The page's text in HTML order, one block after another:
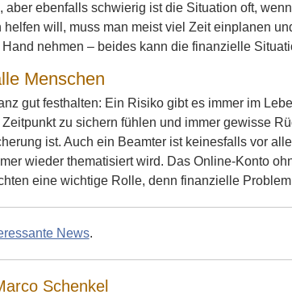
aber ebenfalls schwierig ist die Situation oft,
helfen will, muss man meist viel Zeit einplanen
nehmen – beides kann die finanzielle
Menschen
gut festhalten: Ein Risiko gibt es immer im
zu sichern fühlen und immer gewisse
ist. Auch ein Beamter ist keinesfalls vor
wieder thematisiert wird. Das Online-Konto
eine wichtige Rolle, denn finanzielle
News.
Schenkel